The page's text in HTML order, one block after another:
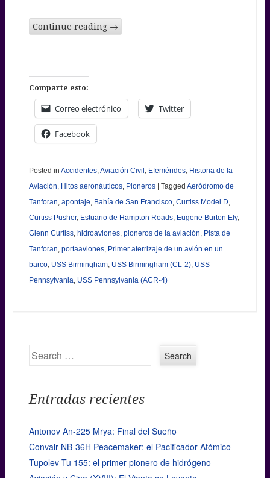
Continue reading →
Comparte esto:
Correo electrónico Twitter
Facebook
Posted in Accidentes,Aviación Civil, Efemérides, Historia de la
Aviación, Hitos aeronáuticos, Pioneros | Tagged Aeródromo de
Tanforan, apontaje, Bahía de San Francisco, Curtiss Model D,
Curtiss Pusher, Estuario de Hampton Roads, Eugene Burton Ely,
Glenn Curtiss, hidroaviones, pioneros de la aviación, Pista de
Tanforan, portaaviones, Primer aterrizaje de un avión en un
barco, USS Birmingham, USS Birmingham (CL-2), USS
Pennsylvania, USS Pennsylvania (ACR-4)
Search
Entradas recientes
Antonov An-225 Mrya: Final del Sueño
Convair NB-36H Peacemaker: el Pacificador Atómico
Tupolev Tu 155: el primer pionero de hidrógeno